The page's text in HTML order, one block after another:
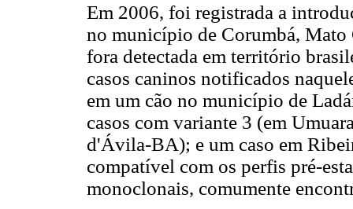
Em 2006, foi registrada a
no município de Corumbá, Mato
fora detectada em território
casos caninos notificados
em um cão no município de
casos com variante 3 (em
d'Ávila-BA); e um caso em
compatível com os perfis pré-
monoclonais, comumente